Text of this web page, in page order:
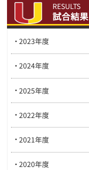
RESULTS
試合結果
2023年度
2024年度
2025年度
2022年度
2021年度
2020年度